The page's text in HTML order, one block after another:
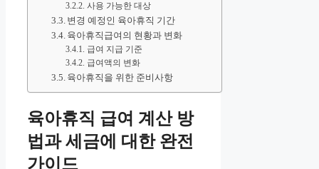
사용 가능한 대상
변경 예정인 육아휴직 기간
육아휴직급여의 현황과 변화
급여 지급 기준
급여액의 변화
육아휴직을 위한 준비사항
육아휴직 급여 계산 방
법과 세금에 대한 완전
가이드